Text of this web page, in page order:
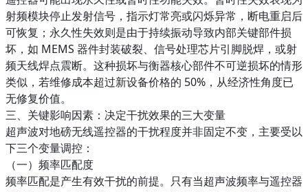
射频模块停止发射信号，指示灯常亮或闪烁异常，断电重启后
可恢复；永久性失效则是由于持续振动导致内部关键部件损
坏，如 MEMS 器件封装破裂、信号处理芯片引脚脱焊，或射
频天线焊点震断。这种损坏与衡器核心部件不可逆损坏的情形
类似，若维修成本超过新设备价格的 50%，从经济性角度已
无修复价值。​
三、关键影响因素：决定干扰效果的三大变量​
超声波对地磅无线遥控器的干扰程度并非固定不变，主要受以
下三个变量调控：​
（一）频率匹配度​
频率匹配是产生有效干扰的前提。只有当超声波频率与遥控器